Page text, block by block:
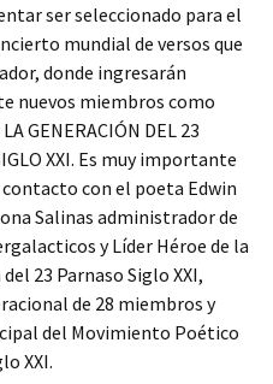
ser seleccionado para el
mundial de versos que
donde ingresarán
nuevos miembros como
GENERACIÓN DEL 23
XXI. Es muy importante
con el poeta Edwin
Salinas administrador de
y Líder Héroe de la
23 Parnaso Siglo XXI,
de 28 miembros y
del Movimiento Poético
XXI.